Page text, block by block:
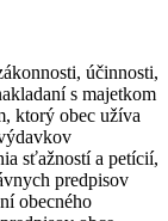
účinnosti,
s majetkom
ktorý obec užíva
sťažností a petícií,
predpisov
obecného